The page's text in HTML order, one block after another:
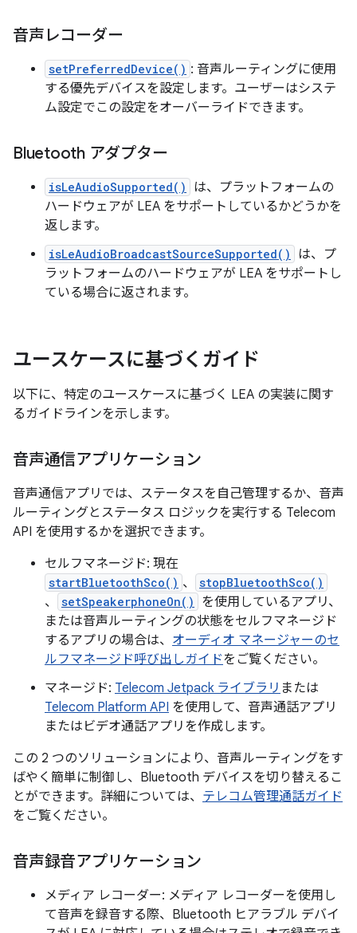
音声レコーダー
setPreferredDevice() : 音声ルーティングに使用
する優先デバイスを設定します。ユーザーはシステ
ム設定でこの設定をオーバーライドできます。
Bluetooth アダプター
isLeAudioSupported()
は、プラットフォームの
ハードウェアが LEA をサポートしているかどうかを
返します。
isLeAudioBroadcastSourceSupported()
は、プ
ラットフォームのハードウェアが LEA をサポートし
ている場合に返されます。
ユースケースに基づくガイド
以下に、特定のユースケースに基づく LEA の実装に関す
るガイドラインを示します。
音声通信アプリケーション
音声通信アプリでは、ステータスを自己管理するか、音声
ルーティングとステータス ロジックを実行する Telecom
API を使用するかを選択できます。
セルフマネージド: 現在
startBluetoothSco() 、 stopBluetoothSco()
、 setSpeakerphoneOn()
を使用しているアプリ、
または音声ルーティングの状態をセルフマネージド
するアプリの場合は、 オーディオ マネージャーのセ
ルフマネージド呼び出しガイドをご覧ください。
マネージド: Telecom Jetpack ライブラリ または
Telecom Platform API を使用して、音声通話アプリ
またはビデオ通話アプリを作成します。
この 2 つのソリューションにより、音声ルーティングをす
ばやく簡単に制御し、Bluetooth デバイスを切り替えるこ
とができます。詳細については、 テレコム管理通話ガイド
をご覧ください。
音声録音アプリケーション
メディア レコーダー: メディア レコーダーを使用し
て音声を録音する際、Bluetooth ヒアラブル デバイ